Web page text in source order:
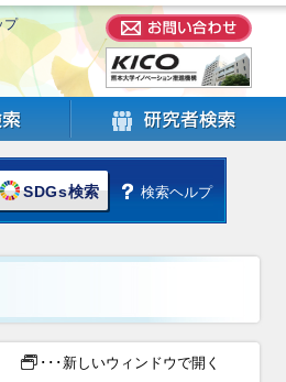
プ
SDGs検索 検索ヘルプ
･･･新しいウィンドウで開く